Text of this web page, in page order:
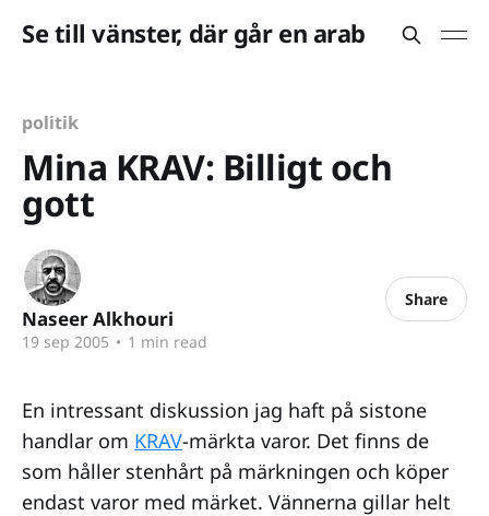
Se till vänster, där går en arab
politik
Mina KRAV: Billigt och
gott
Naseer Alkhouri
19 sep 2005 • 1 min read
Share
En intressant diskussion jag haft på sistone
handlar om KRAV-märkta varor. Det finns de
som håller stenhårt på märkningen och köper
endast varor med märket. Vännerna gillar helt